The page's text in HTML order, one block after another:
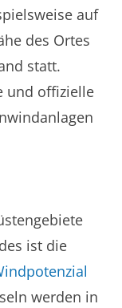
auf
des Ortes
statt.
und offizielle
ist die
werden in